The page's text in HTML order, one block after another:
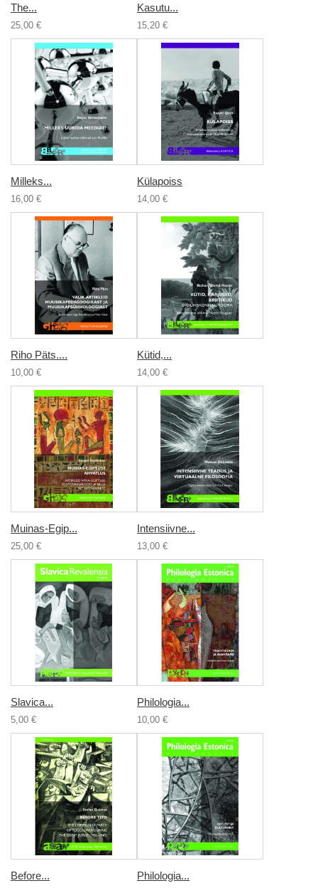
The...
25,00 €
Kasutu...
15,20 €
Milleks...
16,00 €
Külapoiss
14,00 €
Riho Päts....
10,00 €
Kütid,...
14,00 €
Muinas-Egip...
25,00 €
Intensiivne...
13,00 €
Slavica...
5,00 €
Philologia...
10,00 €
Before... Philologia...